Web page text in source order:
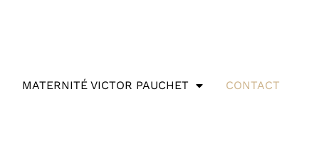
MATERNITÉ VICTOR PAUCHET CONTACT